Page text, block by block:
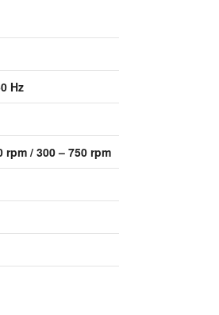
Hz
rpm / 300 – 750 rpm